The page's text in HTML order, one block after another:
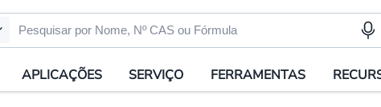
APLICAÇÕES SERVIÇO FERRAMENTAS